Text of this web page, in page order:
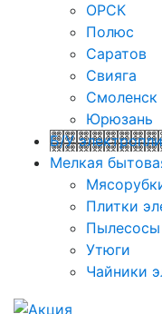
ОРСК
Полюс
Саратов
Свияга
Смоленск
Юрюзань
Б/У
Мелкая
Плитки
Пылесосы
Утюги
Чайники